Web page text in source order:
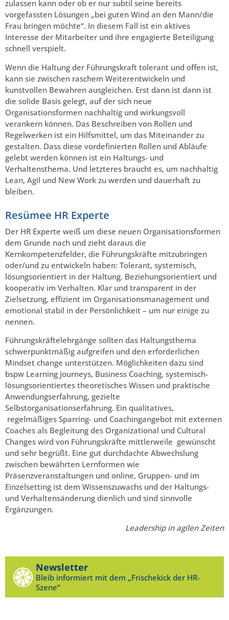
zulassen kann oder ob er nur subtil seine bereits
vorgefassten Lösungen „bei guten Wind an den Mann/die
Frau bringen möchte“. In diesem Fall ist ein aktives
Interesse der Mitarbeiter und ihre engagierte Beteiligung
schnell verspielt.
Wenn die Haltung der Führungskraft tolerant und offen ist,
kann sie zwischen raschem Weiterentwickeln und
kunstvollen Bewahren ausgleichen. Erst dann ist dann ist
die solide Basis gelegt, auf der sich neue
Organisationsformen nachhaltig und wirkungsvoll
verankern können. Das Beschreiben von Rollen und
Regelwerken ist ein Hilfsmittel, um das Miteinander zu
gestalten. Dass diese vordefinierten Rollen und Abläufe
gelebt werden können ist ein Haltungs- und
Verhaltensthema. Und letzteres braucht es, um nachhaltig
Lean, Agil und New Work zu werden und dauerhaft zu
bleiben.
Resümee HR Experte
Der HR Experte weiß um diese neuen Organisationsformen
dem Grunde nach und zieht daraus die
Kernkompetenzfelder, die Führungskräfte mitzubringen
oder/und zu entwickeln haben: Tolerant, systemisch,
lösungsorientiert in der Haltung. Beziehungsorientiert und
kooperativ im Verhalten. Klar und transparent in der
Zielsetzung, effizient im Organisationsmanagement und
emotional stabil in der Persönlichkeit – um nur einige zu
nennen.
Führungskräftelehrgänge sollten das Haltungsthema
schwerpunktmäßig aufgreifen und den erforderlichen
Mindset change unterstützen. Möglichkeiten dazu sind
bspw Learning journeys, Business Coaching, systemisch-
lösungsorientiertes theoretisches Wissen und praktische
Anwendungserfahrung, gezielte
Selbstorganisationserfahrung. Ein qualitatives,
regelmäßiges Sparring- und Coachingangebot mit externen
Coaches als Begleitung des Organizational und Cultural
Changes wird von Führungskräfte mittlerweile gewünscht
und sehr begrüßt. Eine gut durchdachte Abwechslung
zwischen bewährten Lernformen wie
Präsenzveranstaltungen und online, Gruppen- und im
Einzelsetting ist dem Wissenszuwachs und der Haltungs-
und Verhaltensänderung dienlich und sind sinnvolle
Ergänzungen.
Leadership in agilen Zeiten
Newsletter
Bleib informiert mit dem „Frischekick der HR-
Szene“